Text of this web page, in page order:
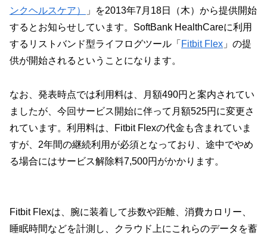
ンクヘルスケア）
」を2013年7月18日（木）から提供開始
するとお知らせしています。SoftBank HealthCareに利用
するリストバンド型ライフログツール「 Fitbit Flex 」の提
供が開始されるということになります。
なお、発表時点では利用料は、月額490円と案内されてい
ましたが、今回サービス開始に伴って月額525円に変更さ
れています。利用料は、Fitbit Flexの代金も含まれていま
すが、2年間の継続利用が必須となっており、途中でやめ
る場合にはサービス解除料7,500円がかかります。
Fitbit Flexは、腕に装着して歩数や距離、消費カロリー、
睡眠時間などを計測し、クラウド上にこれらのデータを蓄